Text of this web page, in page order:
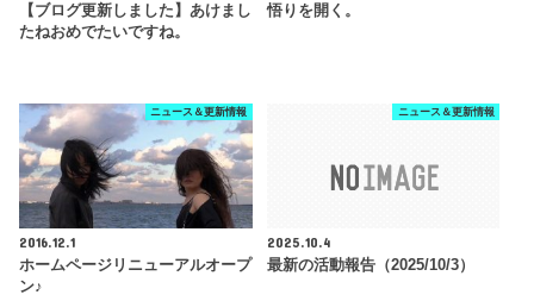
【ブログ更新しました】あけまし
たねおめでたいですね。
悟りを開く。
ニュース＆更新情報
2016.12.1
ホームページリニューアルオープ
ン♪
ニュース＆更新情報
2025.10.4
最新の活動報告（2025/10/3）